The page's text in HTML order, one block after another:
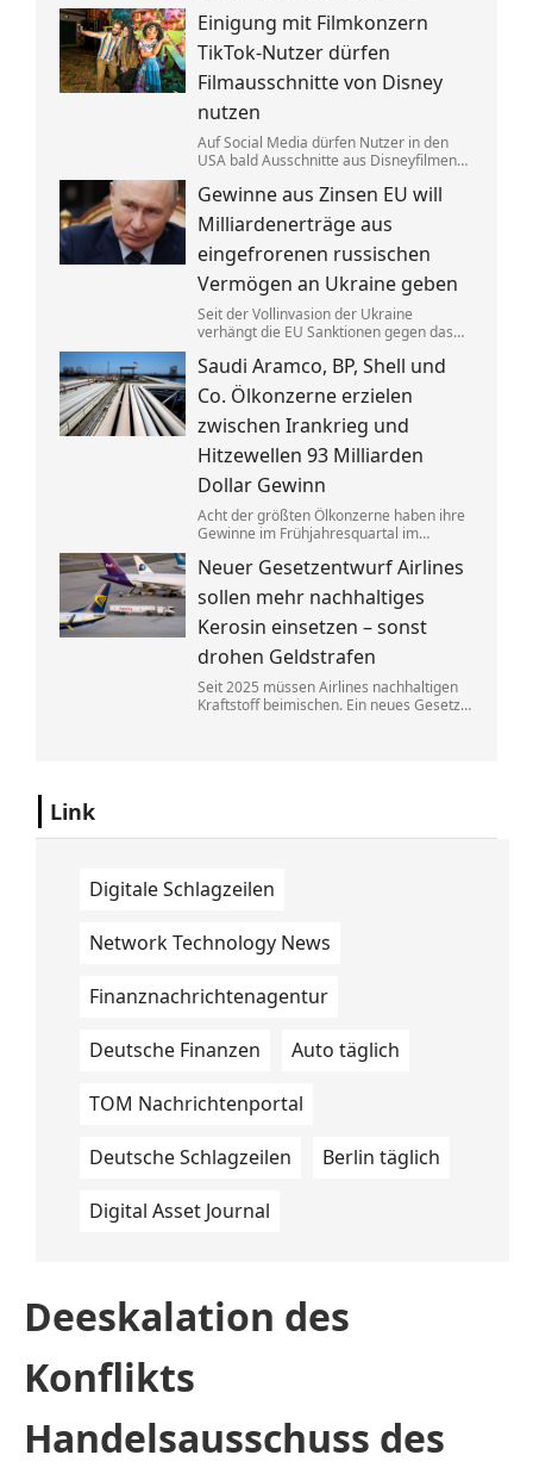
Vorzeigeunternehmens wandert ins
Ausland. Getrieben wird die Krise auch
von eklatantem Missmanagement.
Einigung mit Filmkonzern
TikTok-Nutzer dürfen
Filmausschnitte von Disney
nutzen
Auf Social Media dürfen Nutzer in den
USA bald Ausschnitte aus Disneyfilmen
Marvel, Star Wars und Co. benutzen. Im
Gegenzug hat Disney auch Anspruch auf
ihre Kurzvideos.
Gewinne aus Zinsen EU will
Milliardenerträge aus
eingefrorenen russischen
Vermögen an Ukraine geben
Seit der Vollinvasion der Ukraine
verhängt die EU Sanktionen gegen das
Gelder wurden festgesetzt, die Erträge
aus den Zinsen sollen jetzt Kyjiw
zugutekommen.
Saudi Aramco, BP, Shell und
Co. Ölkonzerne erzielen
zwischen Irankrieg und
Hitzewellen 93 Milliarden
Dollar Gewinn
Acht der größten Ölkonzerne haben ihre
Gewinne im Frühjahresquartal im
Die neuen Zahlen heizen die Debatte
über eine Übergewinnsteuer an.
Neuer Gesetzentwurf Airlines
sollen mehr nachhaltiges
Kerosin einsetzen – sonst
drohen Geldstrafen
Seit 2025 müssen Airlines nachhaltigen
Kraftstoff beimischen. Ein neues Gesetz
Link
Digitale Schlagzeilen
Network Technology News
Finanznachrichtenagentur
Deutsche Finanzen Auto täglich
TOM Nachrichtenportal
Deutsche Schlagzeilen Berlin täglich
Digital Asset Journal
Deeskalation des
Konflikts
Handelsausschuss des